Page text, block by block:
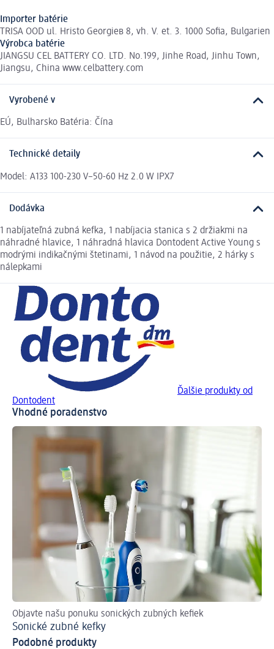
Importer batérie
TRISA OOD ul. Hristo Georgiев 8, vh. V. et. 3. 1000 Sofia, Bulgarien
Výrobca batérie
JIANGSU CEL BATTERY CO. LTD. No.199, Jinhe Road, Jinhu Town,
Jiangsu, China www.celbattery.com
Vyrobené v
EÚ, Bulharsko Batéria: Čína
Technické detaily
Model: A133 100-230 V~50-60 Hz 2.0 W IPX7
Dodávka
1 nabíjateľná zubná kefka, 1 nabíjacia stanica s 2 držiakmi na
náhradné hlavice, 1 náhradná hlavica Dontodent Active Young s
modrými indikačnými štetinami, 1 návod na použitie, 2 hárky s
nálepkami
Ďalšie produkty od
Dontodent
Vhodné poradenstvo
Objavte našu ponuku sonických zubných kefiek
Sonické zubné kefky
Podobné produkty